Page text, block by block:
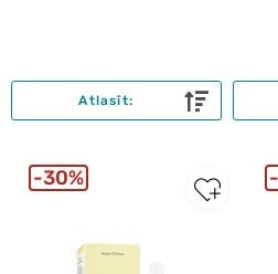
Atlasīt:
30%